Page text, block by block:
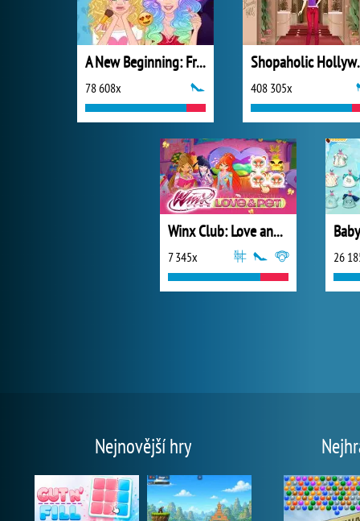
A New Beginning: From Sad To Fab
78 608x 408 305x
Winx Club: Love and Pet
7 345x 26
Nejnovější hry